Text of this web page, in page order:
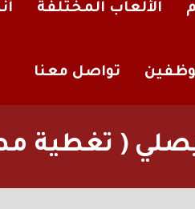
الألعاب المختلفة
تواصل معنا
( تغطية